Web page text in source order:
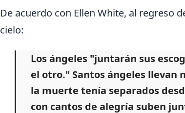
De acuerdo con Ellen White, al regreso
cielo:
Los ángeles "juntarán sus
el otro." Santos ángeles llevan
la muerte tenía separados
con cantos de alegría suben